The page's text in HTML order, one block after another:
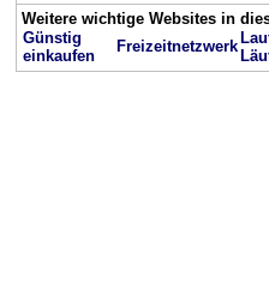
Weitere wichtige Websites in
Günstig
einkaufen
Freizeitnetzwerk